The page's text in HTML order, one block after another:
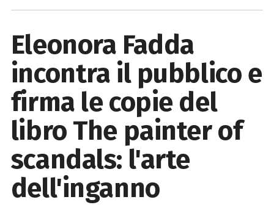
Eleonora Fadda
incontra il pubblico e
firma le copie del
libro The painter of
scandals: l'arte
dell'inganno